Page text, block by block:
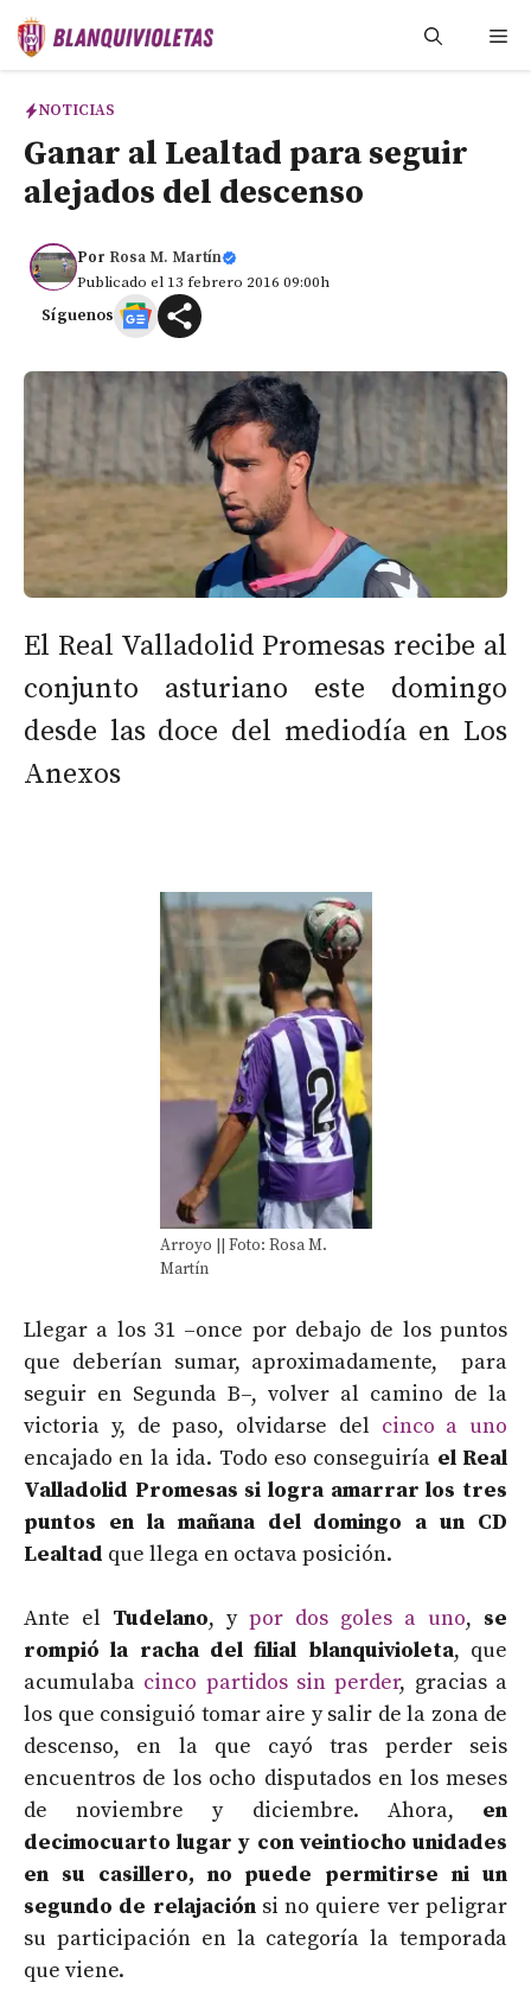
Saltar
NOTICIAS
Ganar al Lealtad para seguir
alejados del descenso
Por Rosa M. Martín
Publicado el 13 febrero 2016 09:00h
Síguenos
El Real Valladolid Promesas recibe al
conjunto asturiano este domingo
desde las doce del mediodía en Los
Anexos
Arroyo || Foto: Rosa M.
Martín
Llegar a los 31 –once por debajo de los puntos
que deberían sumar, aproximadamente, para
seguir en Segunda B–, volver al camino de la
victoria y, de paso, olvidarse del cinco a uno
encajado en la ida. Todo eso conseguiría el Real
Valladolid Promesas si logra amarrar los tres
puntos en la mañana del domingo a un CD
Lealtad que llega en octava posición.
Ante el Tudelano, y por dos goles a uno, se
rompió la racha del filial blanquivioleta, que
acumulaba cinco partidos sin perder, gracias a
los que consiguió tomar aire y salir de la zona de
descenso, en la que cayó tras perder seis
encuentros de los ocho disputados en los meses
de noviembre y diciembre. Ahora, en
decimocuarto lugar y con veintiocho unidades
en su casillero, no puede permitirse ni un
segundo de relajaciónsi no quiere ver peligrar
su participación en la categoría la temporada
que viene.